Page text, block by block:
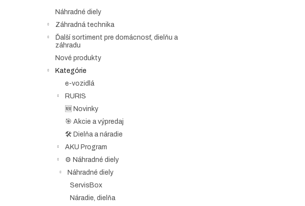
Náhradné diely
Záhradná technika
Ďalší sortiment pre domácnosť, dielňu a
záhradu
Nové produkty
Kategórie
e-vozidlá
RURIS
🆕 Novinky
🎯 Akcie a výpredaj
🛠️ Dielňa a náradie
AKU Program
⚙️ Náhradné diely
Náhradné diely
ServisBox
Náradie, dielňa